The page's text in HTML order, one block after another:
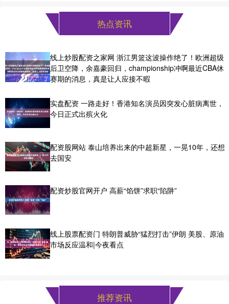
热点资讯
线上炒股配资之家网 浙江男篮这波操作绝了！欧洲超级
后卫空降，余嘉豪回归，championship冲啊最近CBA休
赛期的消息，真是让人应接不暇
实盘配资 一路走好！香港知名演员因突发心脏病离世，
今日正式出殡火化
配资股网站 泰山培养出来的中超新星，一晃10年，还想
去国安
配资炒股官网开户 高薪“馅饼”求职“陷阱”
线上股票配资门 特朗普威胁“猛烈打击”伊朗 美股、原油
市场反应温和|今夜看点
推荐资讯